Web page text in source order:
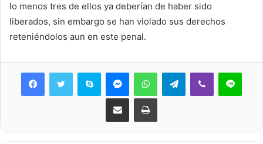
lo menos tres de ellos ya deberían de haber sido
liberados, sin embargo se han violado sus derechos
reteniéndolos aun en este penal.
Skype MessengerWhatsAppTelegramViber Line
Share via Email Print